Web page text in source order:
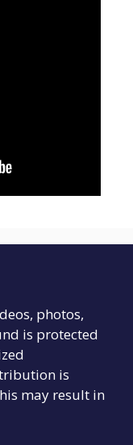
photos,
is protected
is
may result in